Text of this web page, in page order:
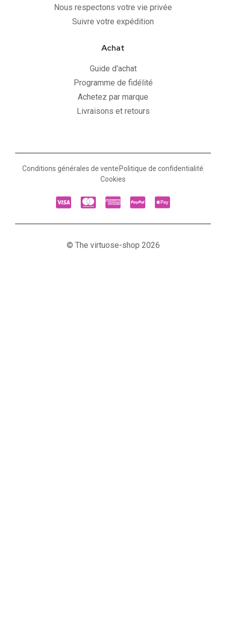
Nous respectons votre vie privée
Suivre votre expédition
Achat
Guide d'achat
Programme de fidélité
Achetez par marque
Livraisons et retours
Conditions générales de vente Politique de confidentialité
Cookies
© The virtuose-shop 2026